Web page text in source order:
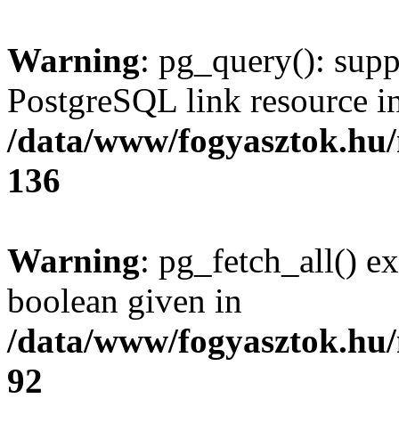
Warning: pg_query():
PostgreSQL link resource
/data/www/
136
Warning: pg_fetch_all()
boolean given in
/data/www/
92